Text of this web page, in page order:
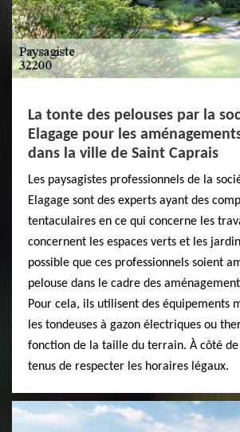
La tonte des pelouses par la
Elagage pour les
dans la ville de Saint Caprais
Les paysagistes professionnels de la
Elagage sont des experts ayant des
tentaculaires en ce qui concerne les
concernent les espaces verts et les
possible que ces professionnels soient
pelouse dans le cadre des
Pour cela, ils utilisent des équipements
les tondeuses à gazon électriques ou
fonction de la taille du terrain. À côté
tenus de respecter les horaires légaux.